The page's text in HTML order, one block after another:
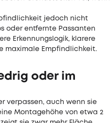
jedoch nicht
oder entfernte Passanten
Erkennungslogik, klarere
maximale Empfindlichkeit.
oder im
verpassen, auch wenn sie
Montagehöhe von etwa 2